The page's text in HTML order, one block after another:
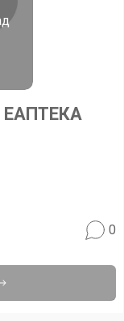
ЕАПТЕКА
0